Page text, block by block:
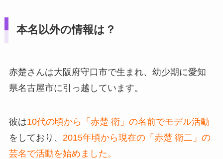
本名以外の情報は？
赤楚さんは大阪府守口市で生まれ、幼少期に愛知
県名古屋市に引っ越しています。
彼は10代の頃から「赤楚 衛」の名前でモデル活動
をしており、 2015年頃から現在の「赤楚 衛二」の
芸名で活動を始めました。